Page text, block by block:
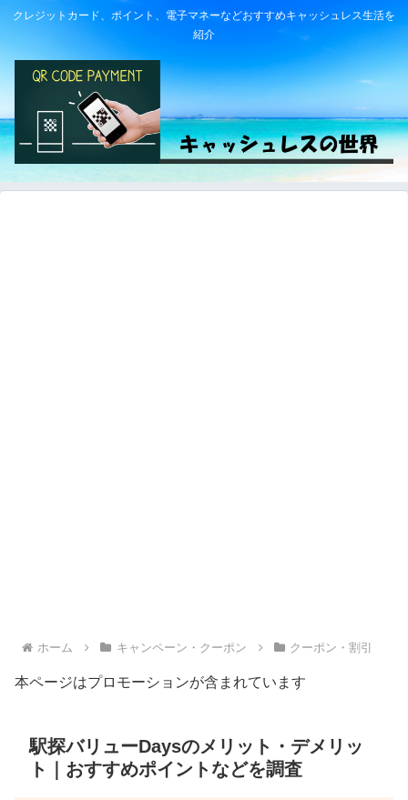
クレジットカード、ポイント、電子マネーなどおすすめキャッシュレス生活を
紹介
ホーム キャンペーン・クーポン クーポン・割引
本ページはプロモーションが含まれています
駅探バリューDaysのメリット・デメリッ
ト｜おすすめポイントなどを調査